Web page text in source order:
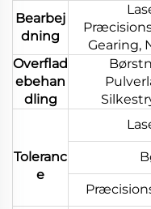
Bearbej
dning
Gearing,
Overflad
ebehan
dling
Toleranc
e